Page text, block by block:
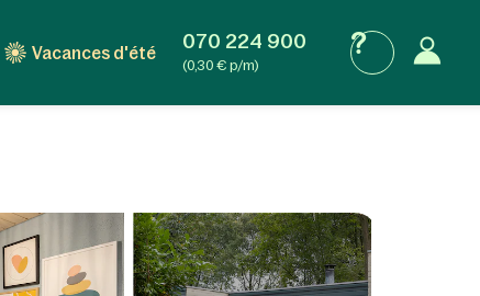
Vacances d'été 070 224 900
(0,30 € p/m)